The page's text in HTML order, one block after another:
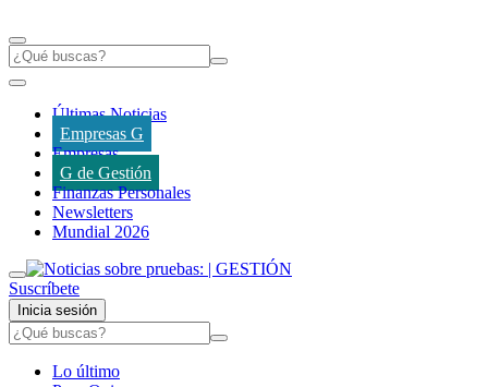
Últimas Noticias
Empresas G
Empresas
G de Gestión
Finanzas Personales
Newsletters
Mundial 2026
Suscríbete
Inicia sesión
Lo último